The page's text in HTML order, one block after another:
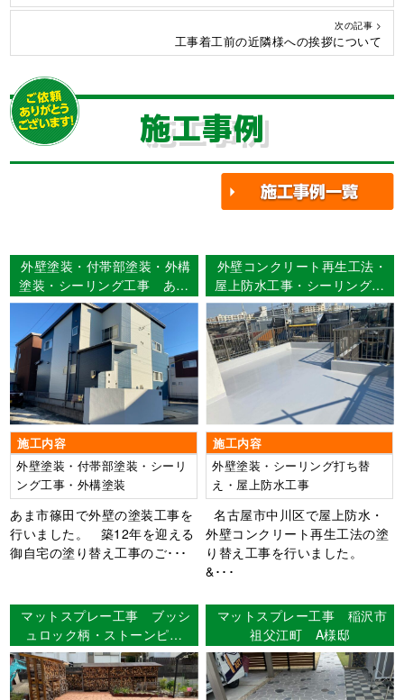
次の記事 >
工事着工前の近隣様への挨拶について
施工事例
外壁塗装・付帯部塗装・外構
塗装・シーリング工事 あま
市篠田 Ｎ様邸
施工内容
外壁塗装・付帯部塗装・シーリ
ング工事・外構塗装
あま市篠田で外壁の塗装工事を
行いました。 築12年を迎える
御自宅の塗り替え工事のご･･･
外壁コンクリート再生工法・
屋上防水工事・シーリング打
ち替え・付帯部塗装 名古
屋市中川区 Ｏ様邸
施工内容
外壁塗装・シーリング打ち替
え・屋上防水工事
名古屋市中川区で屋上防水・
外壁コンクリート再生工法の塗
り替え工事を行いました。
&･･･
マットスプレー工事 ブッシ
ュロック柄・ストーンピン
ク 知多市長浦 Ｋ様邸
マットスプレー工事 稲沢市
祖父江町 A様邸